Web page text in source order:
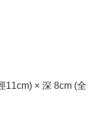
11cm) × 深 8cm (全